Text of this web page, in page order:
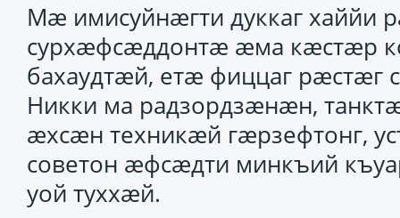
Мӕ имисуйнӕгти дуккаг хаййи
сурхӕфсӕддонтӕ ӕма кӕстӕр
бахаудтӕй, етӕ фиццаг рӕстӕг
Никки ма радзордзӕнӕн,
ӕхсӕн техникӕй гӕрзефтонг,
советон ӕфсӕдти минкъий
уой туххӕй.